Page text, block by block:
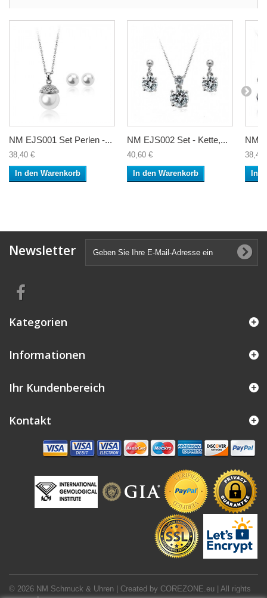
NM EJS001 Set Perlen -...
38,40 €
In den Warenkorb
NM EJS002 Set - Kette,...
40,60 €
In den Warenkorb
NM
38,40
In
Newsletter
Kategorien
Informationen
© 2026 NM Schmuck & Uhren | Created by COREZONE.eu | All rights
Ihr Kundenbereich
Kontakt